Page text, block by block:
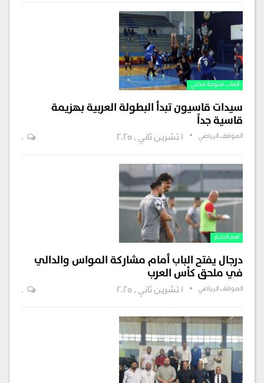
ألعاب منوعة محلي
سيدات قاسيون تبدأ البطولة العربية بهزيمة
قاسية جداً
الموقف الرياضي 0
اهم الاخبار
درجال يفتح الباب أمام مشاركة المواس والدالي
في ملحق كأس العرب
الموقف الرياضي 0